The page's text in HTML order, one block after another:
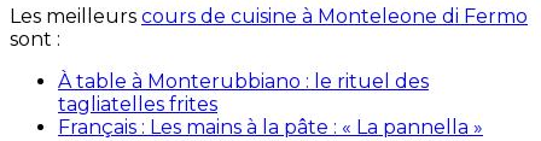
Les meilleurs cours de cuisine à Monteleone di Fermo
sont :
À table à Monterubbiano : le rituel des
tagliatelles frites
Français : Les mains à la pâte : « La pannella »